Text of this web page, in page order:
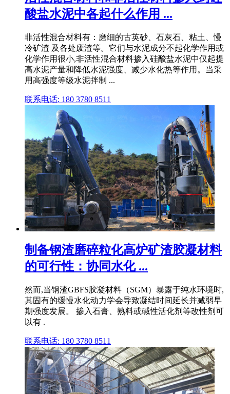
酸盐水泥中各起什么作用 ...
非活性混合材料有：磨细的古英砂、石灰石、粘土、慢
冷矿渣 及各处废渣等。它们与水泥成分不起化学作用或
化学作用很小,非活性混合材料掺入硅酸盐水泥中仅起提
高水泥产量和降低水泥强度、减少水化热等作用。当采
用高强度等级水泥拌制 ...
联系电话: 180 3780 8511
制备钢渣磨碎粒化高炉矿渣胶凝材料
的可行性：协同水化 ...
然而,当钢渣GBFS胶凝材料（SGM）暴露于纯水环境时,
其固有的缓慢水化动力学会导致凝结时间延长并减弱早
期强度发展。 掺入石膏、熟料或碱性活化剂等改性剂可
以有 .
联系电话: 180 3780 8511